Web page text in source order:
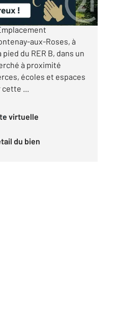
A RENOVER
aux-Roses, à
du RER B, dans un
à proximité
écoles et espaces
...
virtuelle
du bien